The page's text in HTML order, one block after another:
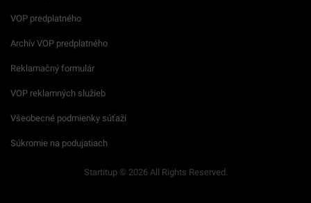
VOP predplatného
Archív VOP predplatného
Reklamačný formulár
VOP reklamných služieb
Všeobecné podmienky súťaží
Súkromie na podujatiach
Startitup © 2026 All Rights Reserved.